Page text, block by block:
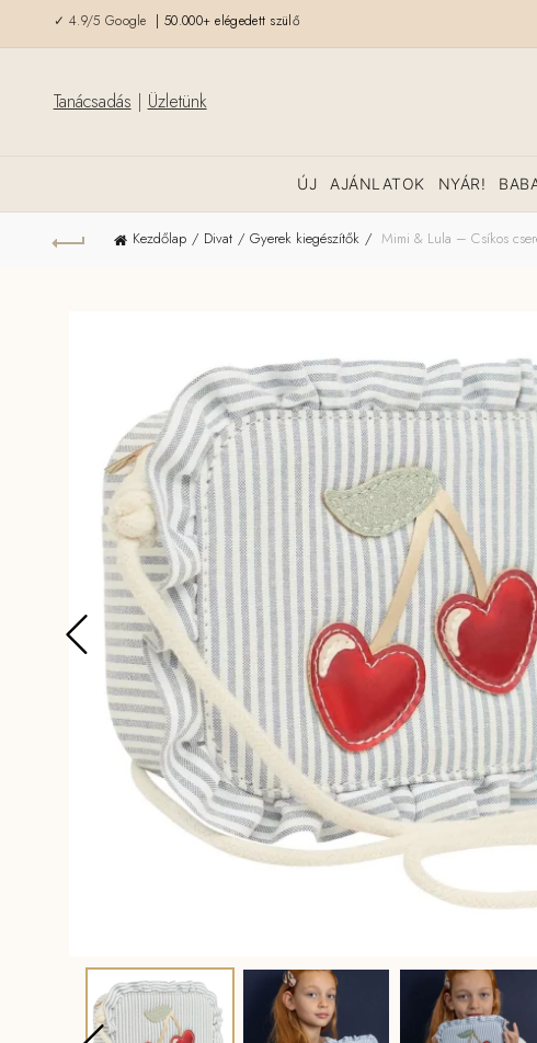
✓ 4.9/5 Google | 50.000+ elégedett szülő
Tanácsadás | Üzletünk
ÚJ AJÁNLATOK NYÁR!
Kezdőlap Divat Gyerek kiegészítők Mimi & Lula – Csíkos